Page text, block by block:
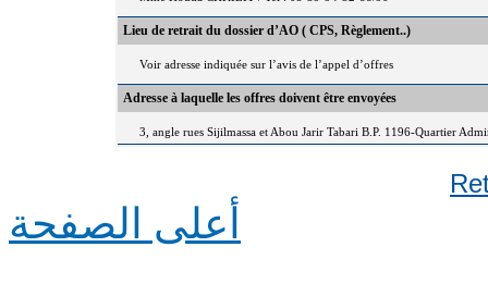
Lieu de retrait du dossier d’AO ( CPS, Règlement..)
Voir adresse indiquée sur l’avis de l’appel d’offres
Adresse à laquelle les offres doivent être envoyées
3, angle rues Sijilmassa et Abou Jarir Tabari B.P. 1196-Quartier
أعلى الصفحة